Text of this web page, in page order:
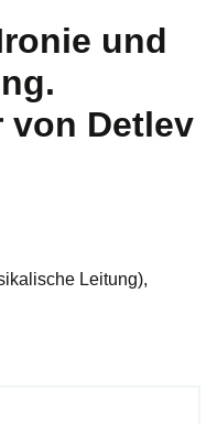
und
von Detlev
Leitung),